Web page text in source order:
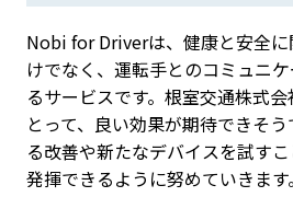
Nobi for Driverは、健康と安全
けでなく、運転手とのコミュニ
るサービスです。根室交通株式
とって、良い効果が期待できそ
る改善や新たなデバイスを試す
発揮できるように努めていきます。